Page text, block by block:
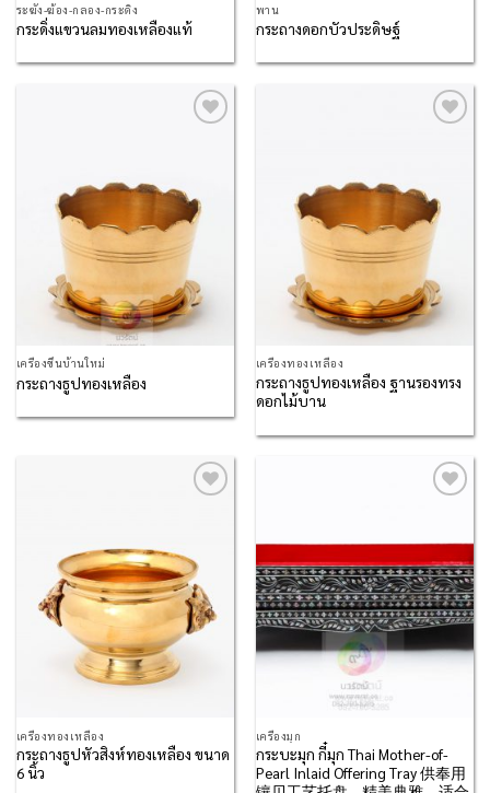
ระฆัง-ฆ้อง-กลอง-กระดิ่ง
กระดิ่งแขวนลมทองเหลืองแท้
พาน
กระถางดอกบัวประดิษฐ์
เครื่องขึ้นบ้านใหม่
กระถางธูปทองเหลือง
เครื่องทองเหลือง
กระถางธูปทองเหลือง ฐานรองทรง
ดอกไม้บาน
เครื่องทองเหลือง
กระถางธูปหัวสิงห์ทองเหลือง ขนาด
6 นิ้ว
เครื่องมุก
กระบะมุก กี๋มุก Thai Mother-of-
Pearl Inlaid Offering Tray 供奉用